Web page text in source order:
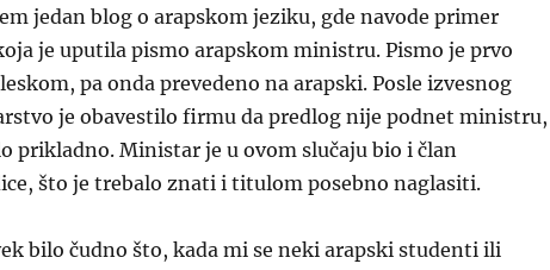
jedan blog o arapskom jeziku, gde navode primer
je uputila pismo arapskom ministru. Pismo je prvo
pa onda prevedeno na arapski. Posle izvesnog
je obavestilo firmu da predlog nije podnet ministru,
prikladno. Ministar je u ovom slučaju bio i član
što je trebalo znati i titulom posebno naglasiti.
bilo čudno što, kada mi se neki arapski studenti ili